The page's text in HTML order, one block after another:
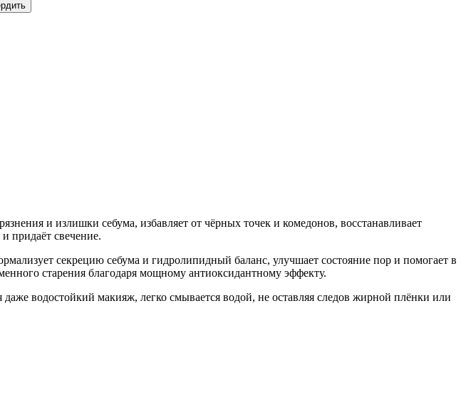
и излишки себума, избавляет от чёрных точек и комедонов, восстанавливает
придаёт свечение.
секрецию себума и гидролипидный баланс, улучшает состояние пор и помогает в
старения благодаря мощному антиоксидантному эффекту.
водостойкий макияж, легко смывается водой, не оставляя следов жирной плёнки или